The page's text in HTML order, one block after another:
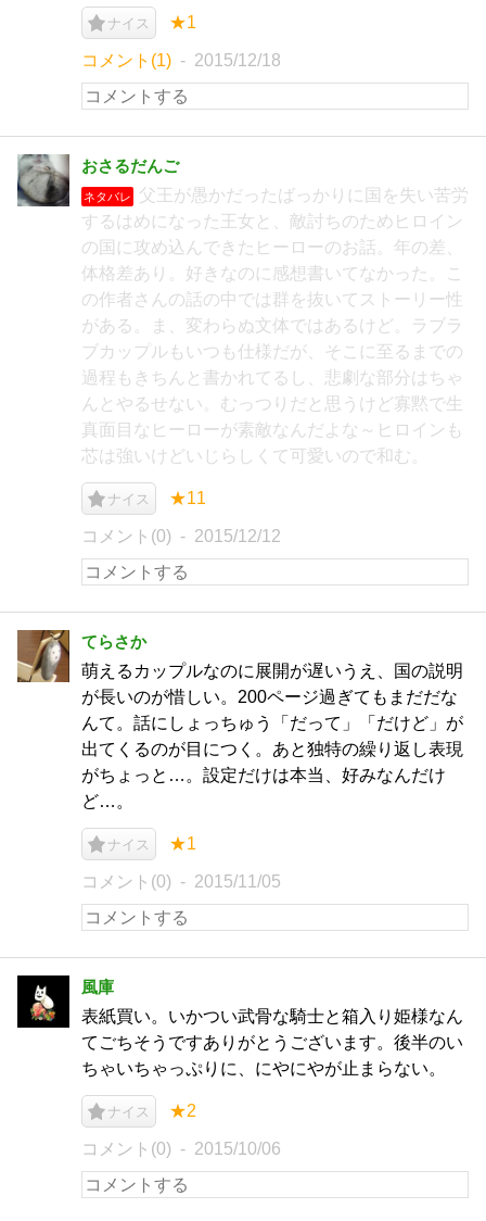
ナイス ★1
コメント(1) 2015/12/18
おさるだんご
ネタバレ
父王が愚かだったばっかりに国を失い苦労
するはめになった王女と、敵討ちのためヒロイン
の国に攻め込んできたヒーローのお話。年の差、
体格差あり。好きなのに感想書いてなかった。こ
の作者さんの話の中では群を抜いてストーリー性
がある。ま、変わらぬ文体ではあるけど。ラブラ
ブカップルもいつも仕様だが、そこに至るまでの
過程もきちんと書かれてるし、悲劇な部分はちゃ
んとやるせない。むっつりだと思うけど寡黙で生
真面目なヒーローが素敵なんだよな～ヒロインも
芯は強いけどいじらしくて可愛いので和む。
ナイス ★11
コメント(0) 2015/12/12
てらさか
萌えるカップルなのに展開が遅いうえ、国の説明
が長いのが惜しい。200ページ過ぎてもまだだな
んて。話にしょっちゅう「だって」「だけど」が
出てくるのが目につく。あと独特の繰り返し表現
がちょっと…。設定だけは本当、好みなんだけ
ど…。
ナイス ★1
コメント(0) 2015/11/05
風庫
表紙買い。いかつい武骨な騎士と箱入り姫様なん
てごちそうですありがとうございます。後半のい
ちゃいちゃっぷりに、にやにやが止まらない。
ナイス ★2
コメント(0) 2015/10/06